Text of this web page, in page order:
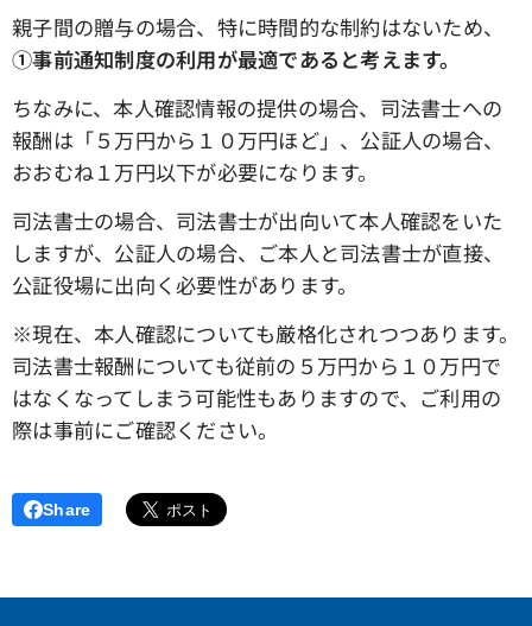
親子間の贈与の場合、特に時間的な制約はないため、
①事前通知制度の利用が最適であると考えます。
ちなみに、本人確認情報の提供の場合、司法書士への
報酬は「５万円から１０万円ほど」、公証人の場合、
おおむね１万円以下が必要になります。
司法書士の場合、司法書士が出向いて本人確認をいた
しますが、公証人の場合、ご本人と司法書士が直接、
公証役場に出向く必要性があります。
※現在、本人確認についても厳格化されつつあります。
司法書士報酬についても従前の５万円から１０万円で
はなくなってしまう可能性もありますので、ご利用の
際は事前にご確認ください。
Share